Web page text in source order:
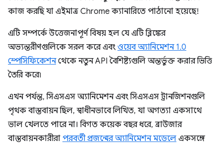
কাজ করছি যা এইমাত্র Chrome ক্যানারিতে পাঠানো হয়েছে!
এটি সম্পর্কে উত্তেজনাপূর্ণ বিষয় হল যে এটি ব্লিঙ্কের
অভ্যন্তরীণগুলিকে সরল করে এবং ওয়েব অ্যানিমেশন 1.0
স্পেসিফিকেশনথেকে নতুন API বৈশিষ্ট্যগুলি অন্তর্ভুক্ত করার ভিত্তি
তৈরি করে৷
এখন পর্যন্ত, সিএসএস অ্যানিমেশন এবং সিএসএস ট্রানজিশনগুলি
পৃথক বাস্তবায়ন ছিল, স্বাধীনভাবে লিখিত, যা অগত্যা একসাথে
ভাল খেলতে পারে না। বিগত কয়েক বছর ধরে, ব্রাউজার
বাস্তবায়নকারীরা পরবর্তী প্রজন্মের অ্যানিমেশন মডেলে একসঙ্গে